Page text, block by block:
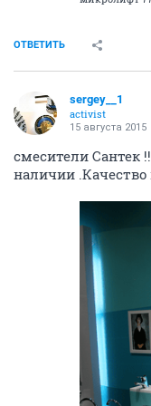
ОТВЕТИТЬ
sergey__1
activist
15 августа 2015
смесители Сантек
наличии